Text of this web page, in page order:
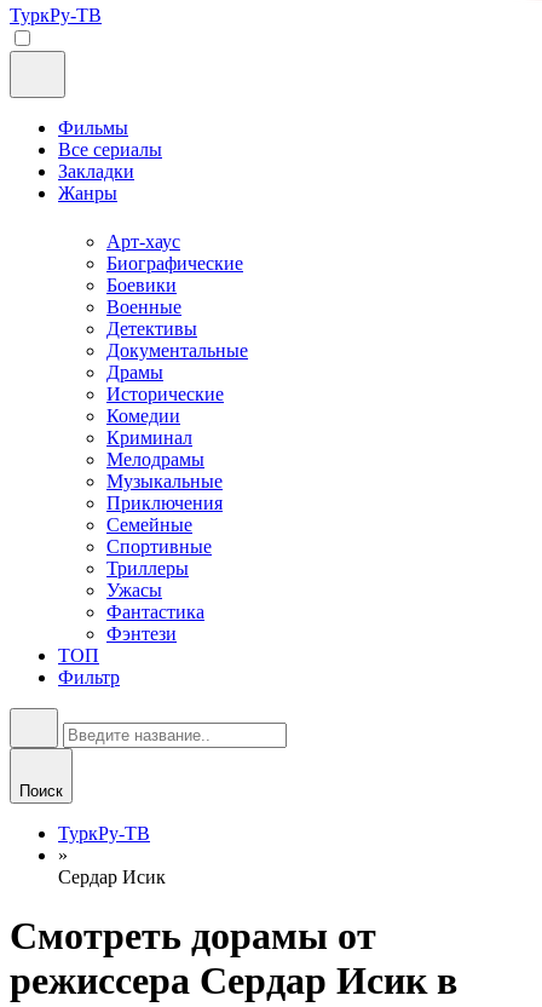
ТуркРу-ТВ
Фильмы
Все сериалы
Закладки
Жанры
Арт-хаус
Биографические
Боевики
Военные
Детективы
Документальные
Драмы
Исторические
Комедии
Криминал
Мелодрамы
Музыкальные
Приключения
Семейные
Спортивные
Триллеры
Ужасы
Фантастика
Фэнтези
ТОП
Фильтр
Поиск
ТуркРу-ТВ
»
Сердар Исик
Смотреть дорамы от
режиссера Сердар Исик в